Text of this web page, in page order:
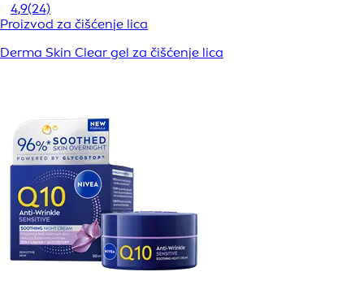
4,9(24)
Proizvod za čišćenje lica
Derma Skin Clear gel za čišćenje lica